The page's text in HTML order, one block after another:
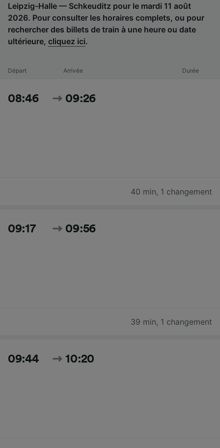
Leipzig-Halle — Schkeuditz pour le mardi 11 août
2026. Pour consulter les horaires complets, ou pour
rechercher des billets de train à une heure ou date
ultérieure, cliquez ici.
Départ Arrivée Durée
08:46 09:26
40 min, 1 changement
09:17 09:56
39 min, 1 changement
09:44 10:20